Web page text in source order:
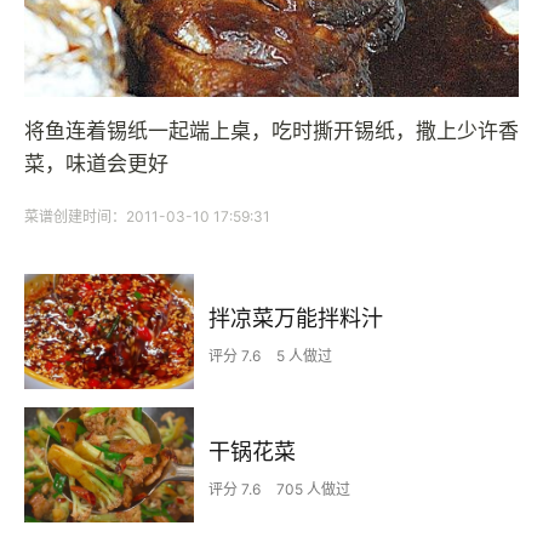
将鱼连着锡纸一起端上桌，吃时撕开锡纸，撒上少许香
菜，味道会更好
菜谱创建时间：2011-03-10 17:59:31
拌凉菜万能拌料汁
评分 7.6 5 人做过
干锅花菜
评分 7.6 705 人做过